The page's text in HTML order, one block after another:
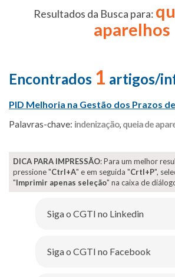
Resultados da Busca para:
aparelhos
Encontrados 1 artigos/
PID Melhoria na Gestão dos Prazos
Palavras-chave: indenização, queia de
DICA PARA IMPRESSÃO: Para um melhor
pressione "Ctrl+A" e em seguida "Crtl+P",
"Imprimir apenas seleção" na caixa de
Siga o CGTI no Linkedin
Siga o CGTI no Facebook